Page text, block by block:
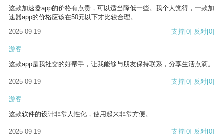
这款加速器app的价格有点贵，可以适当降低一些。我个人觉得，一款加
速器app的价格应该在50元以下才比较合理。
2025-09-19
支持[0] 反对[0]
游客
这款app是我社交的好帮手，让我能够与朋友保持联系，分享生活点滴。
2025-09-19 支持[0] 反对[0]
游客
这款软件的设计非常人性化，使用起来非常方便。
2025-09-19 支持[0] 反对[0]